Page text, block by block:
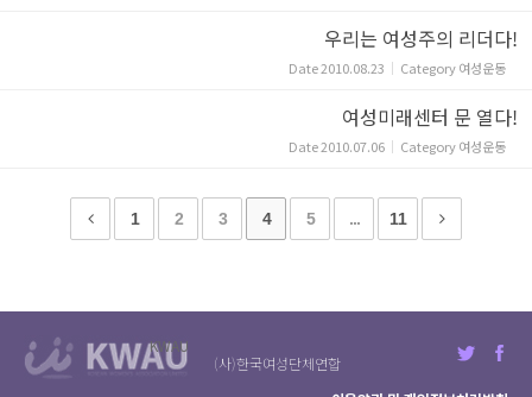
우리는 여성주의 리더다!
Date2010.08.23 Category여성운동
여성미래센터 문 열다!
Date2010.07.06 Category여성운동
1 2 3 4 5 ... 11
KWAU
(사)한국여성단체연합